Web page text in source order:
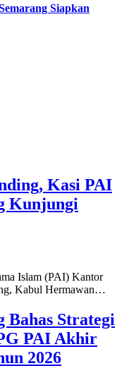
Siapkan
Kasi PAI
Kunjungi
Islam (PAI) Kantor
Kabul Hermawan…
Bahas Strategi
PAI Akhir
2026